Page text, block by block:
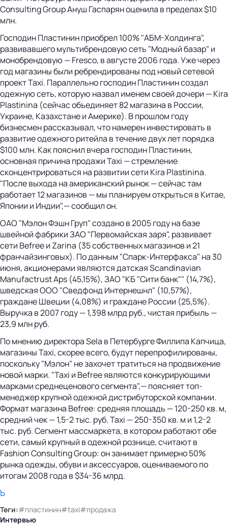
Consulting Group Ануш Гаспарян оценила в пределах $10
млн.
Господин Пластинин приобрел 100% "АБМ-Холдинга",
развивавшего мультибрендовую сеть "Модный базар" и
монобрендовую — Fresco, в августе 2006 года. Уже через
год магазины были ребрендированы под новый сетевой
проект Taxi. Параллельно господин Пластинин создал
одежную сеть, которую назвал именем своей дочери — Kira
Plastinina (сейчас объединяет 82 магазина в России,
Украине, Казахстане и Америке). В прошлом году
бизнесмен рассказывал, что намерен инвестировать в
развитие одежного ритейла в течение двух лет порядка
$100 млн. Как пояснил вчера господин Пластинин,
основная причина продажи Taxi — стремление
сконцентрироваться на развитии сети Kira Plastinina.
"После выхода на американский рынок — сейчас там
работает 12 магазинов — мы планируем открыться в Китае,
Японии и Индии",— сообщил он.
ОАО "Мэлон Фэшн Груп" создано в 2005 году на базе
швейной фабрики ЗАО "Первомайская заря", развивает
сети Befree и Zarina (35 собственных магазинов и 21
франчайзинговых). По данным "Спарк-Интерфакса" на 30
июня, акционерами являются датская Scandinavian
Manufactrust Aps (45,15%), ЗАО "КБ "Сити банк"" (14,7%),
шведская ООО "Сведфонд Интернешнл" (10,57%),
граждане Швеции (4,08%) и граждане России (25,5%).
Выручка в 2007 году — 1,398 млрд руб., чистая прибыль —
23,9 млн руб.
По мнению директора Sela в Петербурге Филлипа Капчица,
магазины Taxi, скорее всего, будут перепрофилированы,
поскольку "Мэлон" не захочет тратиться на продвижение
новой марки. "Taxi и Befree являются конкурирующими
марками среднеценового сегмента",— поясняет топ-
менеджер крупной одежной дистрибуторской компании.
Формат магазина Befree: средняя площадь — 120-250 кв. м,
средний чек — 1,5-2 тыс. руб. Taxi — 250-350 кв. м и 1,2-2
тыс. руб. Сегмент массмаркета, в котором работают обе
сети, самый крупный в одежной рознице, считают в
Fashion Consulting Group: он занимает примерно 50%
рынка одежды, обуви и аксессуаров, оцениваемого по
итогам 2008 года в $34-36 млрд.
Ъ
Теги:#пластинин#taxi#продажа
Интервью